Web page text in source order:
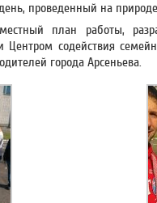
проведенный на
план работы,
Центром содействия
города Арсеньева.